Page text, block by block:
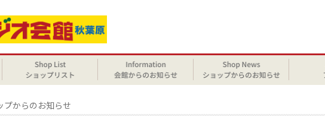
プからのお知らせ